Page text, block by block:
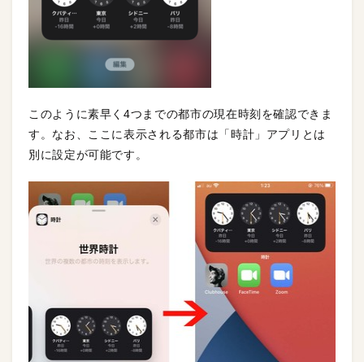
このように素早く4つまでの都市の現在時刻を確認できま
す。なお、ここに表示される都市は「時計」アプリとは
別に設定が可能です。